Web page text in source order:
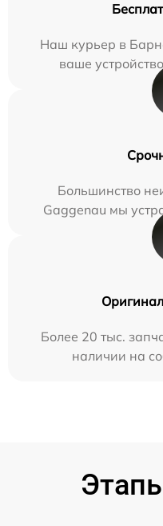
Наш курьер в
ваше
Большинство
Gaggenau мы
Более 20 тыс.
наличии на